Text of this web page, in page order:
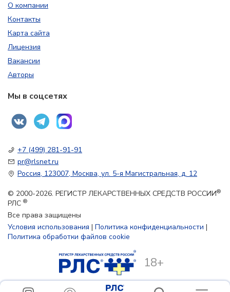
О компании
Контакты
Карта сайта
Лицензия
Вакансии
Авторы
Мы в соцсетях
+7 (499) 281-91-91
pr@rlsnet.ru
Россия, 123007, Москва, ул. 5-я Магистральная, д. 12
© 2000-2026. РЕГИСТР ЛЕКАРСТВЕННЫХ СРЕДСТВ РОССИИ®
РЛС ®
Все права защищены
Условия использования | Политика конфиденциальности |
Политика обработки файлов cookie
18+